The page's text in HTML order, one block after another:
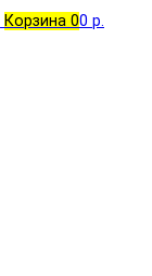
Корзина 00 р.